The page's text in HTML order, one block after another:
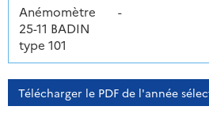
Anémomètre
25-11 BADIN
type 101
-
Télécharger le PDF de l'année